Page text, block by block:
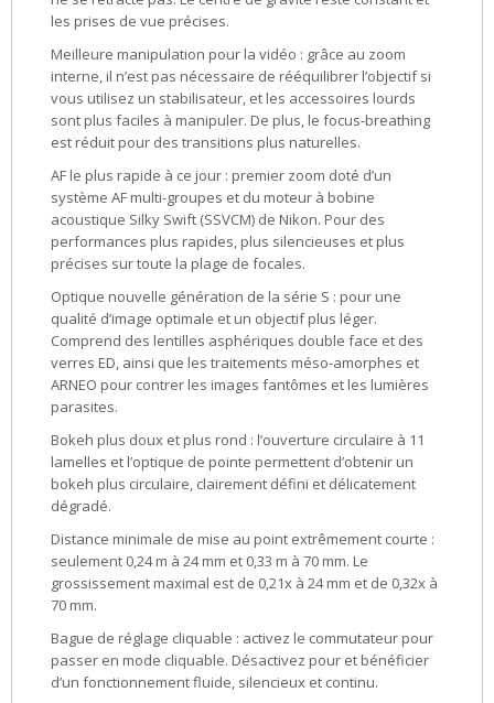
les prises de vue précises.
Meilleure manipulation pour la vidéo : grâce au zoom
interne, il n’est pas nécessaire de rééquilibrer l’objectif si
vous utilisez un stabilisateur, et les accessoires lourds
sont plus faciles à manipuler. De plus, le focus-breathing
est réduit pour des transitions plus naturelles.
AF le plus rapide à ce jour : premier zoom doté d’un
système AF multi-groupes et du moteur à bobine
acoustique Silky Swift (SSVCM) de Nikon. Pour des
performances plus rapides, plus silencieuses et plus
précises sur toute la plage de focales.
Optique nouvelle génération de la série S : pour une
qualité d’image optimale et un objectif plus léger.
Comprend des lentilles asphériques double face et des
verres ED, ainsi que les traitements méso-amorphes et
ARNEO pour contrer les images fantômes et les lumières
parasites.
Bokeh plus doux et plus rond : l’ouverture circulaire à 11
lamelles et l’optique de pointe permettent d’obtenir un
bokeh plus circulaire, clairement défini et délicatement
dégradé.
Distance minimale de mise au point extrêmement courte :
seulement 0,24 m à 24 mm et 0,33 m à 70 mm. Le
grossissement maximal est de 0,21x à 24 mm et de 0,32x à
70 mm.
Bague de réglage cliquable : activez le commutateur pour
passer en mode cliquable. Désactivez pour et bénéficier
d’un fonctionnement fluide, silencieux et continu.